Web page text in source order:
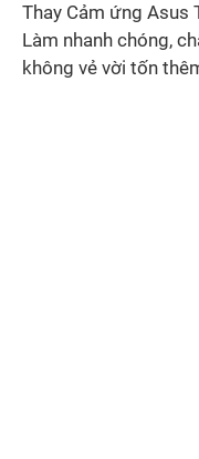
Thay Cảm ứng Asus
Làm nhanh chóng,
không vẻ vời tốn